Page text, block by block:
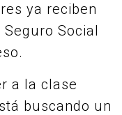
ya reciben
Social
a la clase
buscando un